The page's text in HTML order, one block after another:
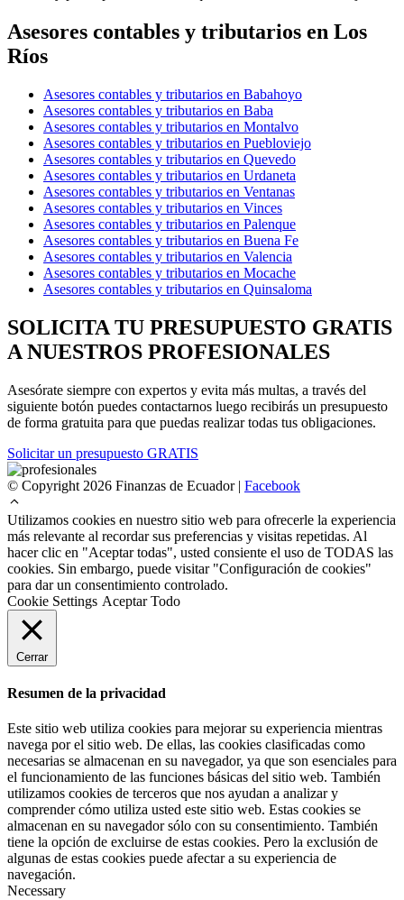
Asesores contables y tributarios en Los
Ríos
Asesores contables y tributarios en Babahoyo
Asesores contables y tributarios en Baba
Asesores contables y tributarios en Montalvo
Asesores contables y tributarios en Puebloviejo
Asesores contables y tributarios en Quevedo
Asesores contables y tributarios en Urdaneta
Asesores contables y tributarios en Ventanas
Asesores contables y tributarios en Vinces
Asesores contables y tributarios en Palenque
Asesores contables y tributarios en Buena Fe
Asesores contables y tributarios en Valencia
Asesores contables y tributarios en Mocache
Asesores contables y tributarios en Quinsaloma
SOLICITA TU PRESUPUESTO GRATIS
A NUESTROS PROFESIONALES
Asesórate siempre con expertos y evita más multas, a través del
siguiente botón puedes contactarnos luego recibirás un presupuesto
de forma gratuita para que puedas realizar todas tus obligaciones.
Solicitar un presupuesto GRATIS
© Copyright 2026 Finanzas de Ecuador | Facebook
Utilizamos cookies en nuestro sitio web para ofrecerle la experiencia
más relevante al recordar sus preferencias y visitas repetidas. Al
hacer clic en "Aceptar todas", usted consiente el uso de TODAS las
cookies. Sin embargo, puede visitar "Configuración de cookies"
para dar un consentimiento controlado.
Cookie Settings Aceptar Todo
Cerrar
Resumen de la privacidad
Este sitio web utiliza cookies para mejorar su experiencia mientras
navega por el sitio web. De ellas, las cookies clasificadas como
necesarias se almacenan en su navegador, ya que son esenciales para
el funcionamiento de las funciones básicas del sitio web. También
utilizamos cookies de terceros que nos ayudan a analizar y
comprender cómo utiliza usted este sitio web. Estas cookies se
almacenan en su navegador sólo con su consentimiento. También
tiene la opción de excluirse de estas cookies. Pero la exclusión de
algunas de estas cookies puede afectar a su experiencia de
navegación.
Necessary